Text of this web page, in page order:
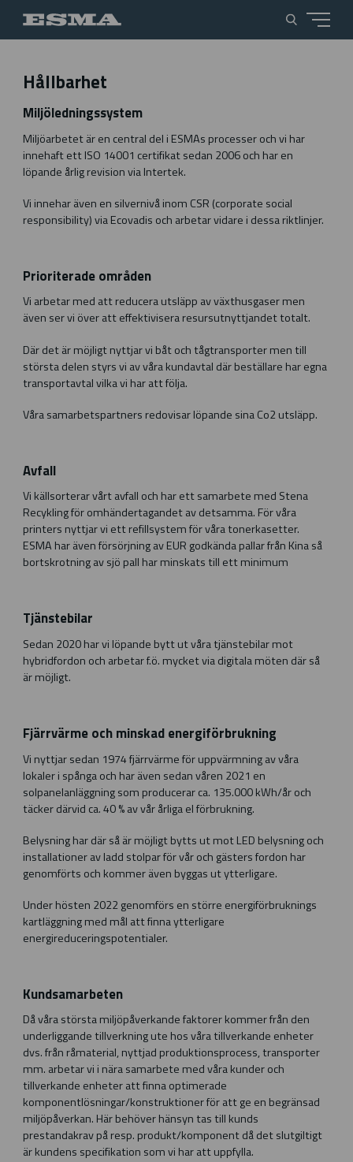
Hållbarhet
Miljöledningssystem
Miljöarbetet är en central del i ESMAs processer och vi har
innehaft ett ISO 14001 certifikat sedan 2006 och har en
löpande årlig revision via Intertek.
Vi innehar även en silvernivå inom CSR (corporate social
responsibility) via Ecovadis och arbetar vidare i dessa riktlinjer.
Prioriterade områden
Vi arbetar med att reducera utsläpp av växthusgaser men
även ser vi över att effektivisera resursutnyttjandet totalt.
Där det är möjligt nyttjar vi båt och tågtransporter men till
största delen styrs vi av våra kundavtal där beställare har egna
transportavtal vilka vi har att följa.
Våra samarbetspartners redovisar löpande sina Co2 utsläpp.
Avfall
Vi källsorterar vårt avfall och har ett samarbete med Stena
Recykling för omhändertagandet av detsamma. För våra
printers nyttjar vi ett refillsystem för våra tonerkasetter.
ESMA har även försörjning av EUR godkända pallar från Kina så
bortskrotning av sjö pall har minskats till ett minimum
Tjänstebilar
Sedan 2020 har vi löpande bytt ut våra tjänstebilar mot
hybridfordon och arbetar f.ö. mycket via digitala möten där så
är möjligt.
Fjärrvärme och minskad energiförbrukning
Vi nyttjar sedan 1974 fjärrvärme för uppvärmning av våra
lokaler i spånga och har även sedan våren 2021 en
solpanelanläggning som producerar ca. 135.000 kWh/år och
täcker därvid ca. 40 % av vår årliga el förbrukning.
Belysning har där så är möjligt bytts ut mot LED belysning och
installationer av ladd stolpar för vår och gästers fordon har
genomförts och kommer även byggas ut ytterligare.
Under hösten 2022 genomförs en större energiförbruknings
kartläggning med mål att finna ytterligare
energireduceringspotentialer.
Kundsamarbeten
Då våra största miljöpåverkande faktorer kommer från den
underliggande tillverkning ute hos våra tillverkande enheter
dvs. från råmaterial, nyttjad produktionsprocess, transporter
mm. arbetar vi i nära samarbete med våra kunder och
tillverkande enheter att finna optimerade
komponentlösningar/konstruktioner för att ge en begränsad
miljöpåverkan. Här behöver hänsyn tas till kunds
prestandakrav på resp. produkt/komponent då det slutgiltigt
är kundens specifikation som vi har att uppfylla.